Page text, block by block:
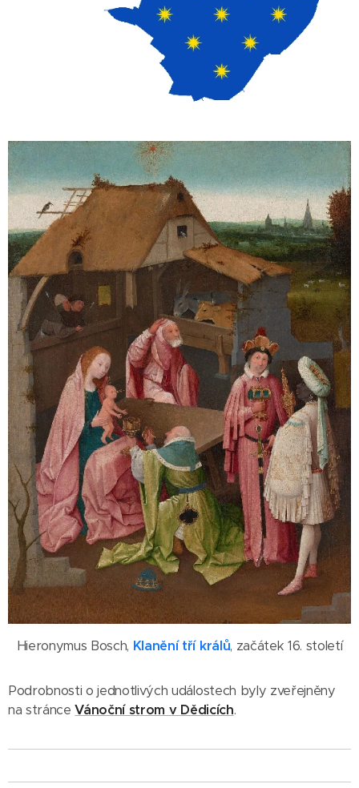
Hieronymus Bosch, Klanění tří králů, začátek 16. století
Podrobnosti o jednotlivých událostech byly zveřejněny
na stránceVánoční strom v Dědicích.